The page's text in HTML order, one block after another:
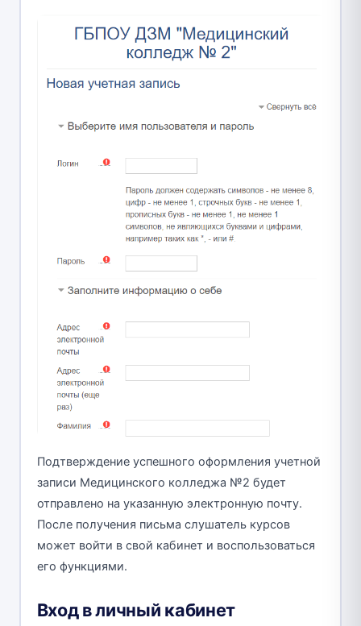
Подтверждение успешного оформления учетной
записи Медицинского колледжа №2 будет
отправлено на указанную электронную почту.
После получения письма слушатель курсов
может войти в свой кабинет и воспользоваться
его функциями.
Вход в личный кабинет